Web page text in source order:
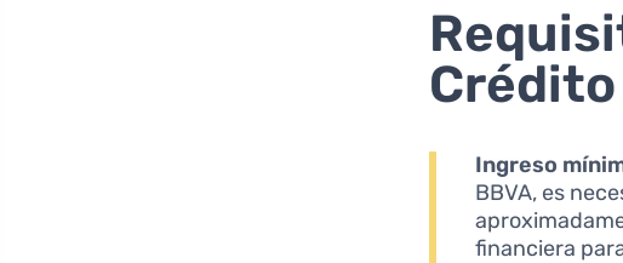
Ingreso
BBVA, es
financiera